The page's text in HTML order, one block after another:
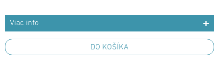
Viac info
DO KOŠÍKA